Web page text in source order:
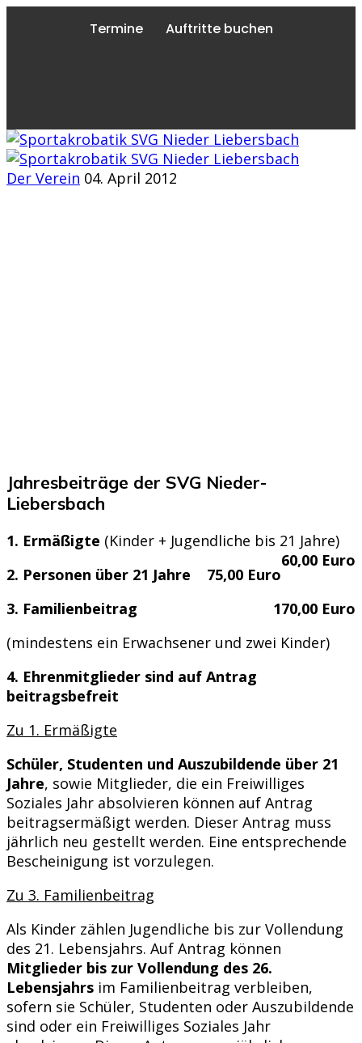
Termine Auftritte buchen
Der Verein 04. April 2012
Jahresbeiträge der SVG Nieder-
Liebersbach
1. Ermäßigte (Kinder + Jugendliche bis 21 Jahre)
60,00 Euro
2. Personen über 21 Jahre
75,00 Euro
3. Familienbeitrag
170,00 Euro
(mindestens ein Erwachsener und zwei Kinder)
4. Ehrenmitglieder sind auf Antrag
beitragsbefreit
Zu 1. Ermäßigte
Schüler, Studenten und Auszubildende über 21
Jahre, sowie Mitglieder, die ein Freiwilliges
Soziales Jahr absolvieren können auf Antrag
beitragsermäßigt werden. Dieser Antrag muss
jährlich neu gestellt werden. Eine entsprechende
Bescheinigung ist vorzulegen.
Zu 3. Familienbeitrag
Als Kinder zählen Jugendliche bis zur Vollendung
des 21. Lebensjahrs. Auf Antrag können
Mitglieder bis zur Vollendung des 26.
Lebensjahrs im Familienbeitrag verbleiben,
sofern sie Schüler, Studenten oder Auszubildende
sind oder ein Freiwilliges Soziales Jahr